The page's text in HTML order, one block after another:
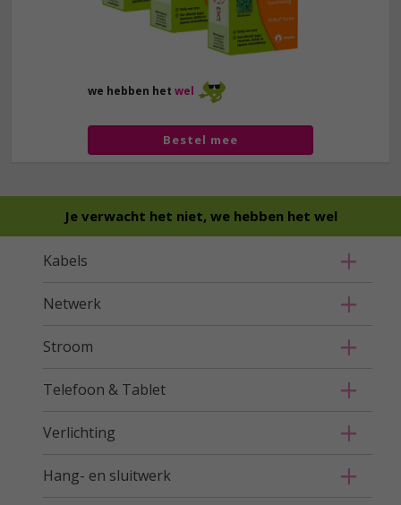
we hebben het wel
Bestel mee
Je verwacht het niet, we hebben het wel
Kabels
Netwerk
Stroom
Telefoon & Tablet
Verlichting
Hang- en sluitwerk